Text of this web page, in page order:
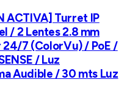
ACTIVA] Turret IP
/ 2 Lentes 2.8 mm
24/7 (ColorVu) / PoE /
/ Luz
Audible / 30 mts Luz